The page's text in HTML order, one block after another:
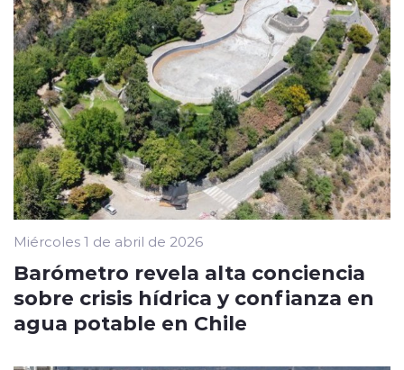
Miércoles 1 de abril de 2026
Barómetro revela alta conciencia
sobre crisis hídrica y confianza en
agua potable en Chile